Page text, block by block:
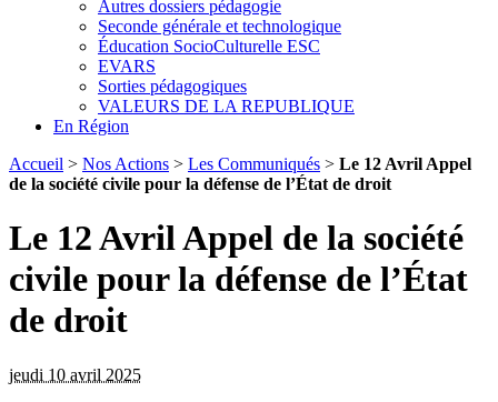
Autres dossiers pédagogie
Seconde générale et technologique
Éducation SocioCulturelle ESC
EVARS
Sorties pédagogiques
VALEURS DE LA REPUBLIQUE
En Région
Accueil > Nos Actions > Les Communiqués > Le 12 Avril Appel
de la société civile pour la défense de l’État de droit
Le 12 Avril Appel de la société
civile pour la défense de l’État
de droit
jeudi 10 avril 2025